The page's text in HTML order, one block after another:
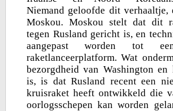
Niemand geloofde dit verhaaltje,
Moskou. Moskou stelt dat dit
tegen Rusland gericht is, en
aangepast worden tot
raketlanceerplatform. Wat
bezorgdheid van Washington en
is, is dat Rusland recent een
kruisraket heeft ontwikkeld die
oorlogsschepen kan worden